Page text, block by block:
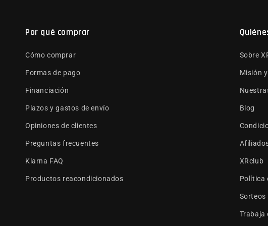
Por qué comprar
Cómo comprar
Formas de pago
Financiación
Plazos y gastos de envío
Opiniones de clientes
Preguntas frecuentes
Klarna FAQ
Productos reacondicionados
Sobre
Misión
Blog
XRclub
Política
Sorteos
Trabaja